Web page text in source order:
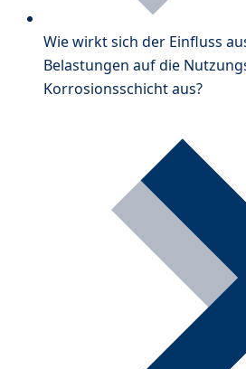
Wie wirkt sich der Einfluss
Belastungen auf die
Korrosionsschicht aus?